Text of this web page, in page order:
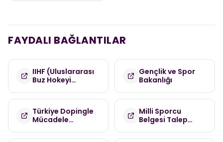
FAYDALI BAĞLANTILAR
IIHF (Uluslararası
Buz Hokeyi
Gençlik ve Spor
Bakanlığı
Türkiye Dopingle
Mücadele
(TDMK)
Milli Sporcu
Belgesi Talep